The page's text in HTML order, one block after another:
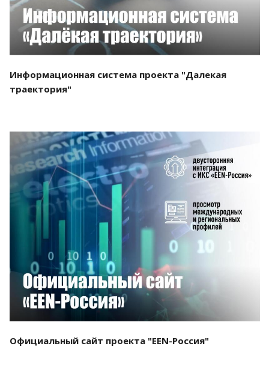
Информационная система проекта "Далекая
траектория"
Смотреть проект
Официальный сайт проекта "EEN-Россия"